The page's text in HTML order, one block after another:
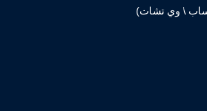
\ وي تشات)